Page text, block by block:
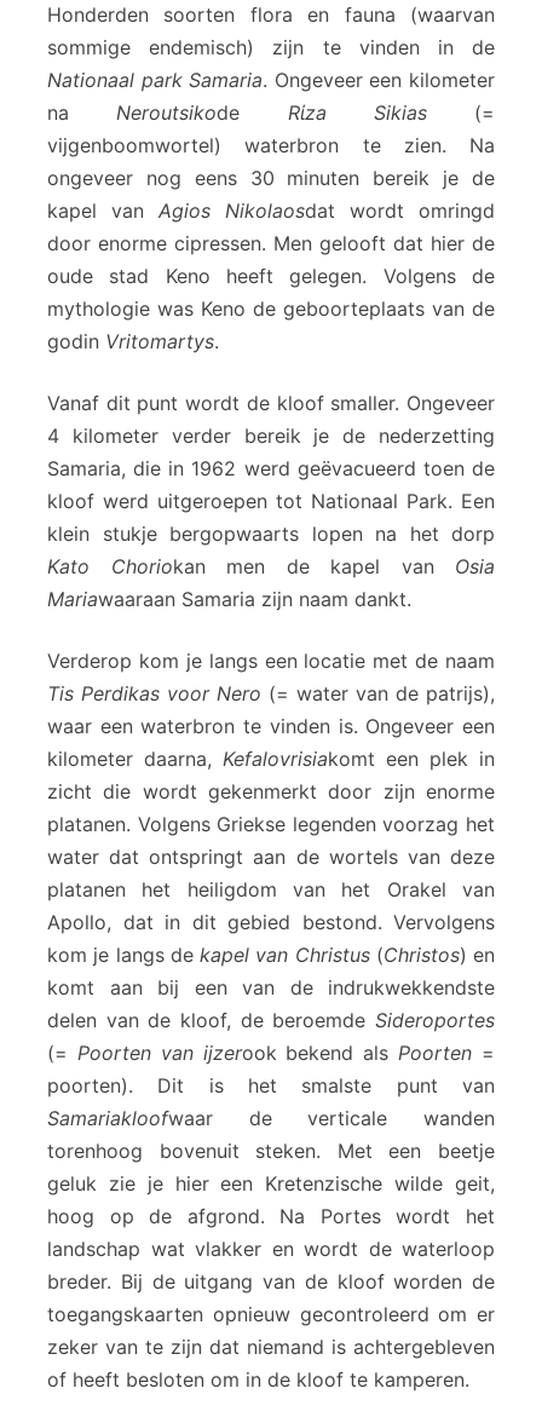
Honderden soorten flora en fauna (waarvan
sommige endemisch) zijn te vinden in de
Nationaal park Samaria. Ongeveer een kilometer
na Neroutsikode Rίza Sikias(=
vijgenboomwortel) waterbron te zien. Na
ongeveer nog eens 30 minuten bereik je de
kapel van Agios Nikolaosdat wordt omringd
door enorme cipressen. Men gelooft dat hier de
oude stad Keno heeft gelegen. Volgens de
mythologie was Keno de geboorteplaats van de
godin Vritomartys.
Vanaf dit punt wordt de kloof smaller. Ongeveer
4 kilometer verder bereik je de nederzetting
Samaria, die in 1962 werd geëvacueerd toen de
kloof werd uitgeroepen tot Nationaal Park. Een
klein stukje bergopwaarts lopen na het dorp
Kato Choriokan men de kapel van Osia
Mariawaaraan Samaria zijn naam dankt.
Verderop kom je langs een locatie met de naam
Tis Perdikas voor Nero (= water van de patrijs),
waar een waterbron te vinden is. Ongeveer een
kilometer daarna, Kefalovrisiakomt een plek in
zicht die wordt gekenmerkt door zijn enorme
platanen. Volgens Griekse legenden voorzag het
water dat ontspringt aan de wortels van deze
platanen het heiligdom van het Orakel van
Apollo, dat in dit gebied bestond. Vervolgens
kom je langs de kapel van Christus(Christos) en
komt aan bij een van de indrukwekkendste
delen van de kloof, de beroemde Sideroportes
(= Poorten van ijzerook bekend als Poorten =
poorten). Dit is het smalste punt van
Samariakloofwaar de verticale wanden
torenhoog bovenuit steken. Met een beetje
geluk zie je hier een Kretenzische wilde geit,
hoog op de afgrond. Na Portes wordt het
landschap wat vlakker en wordt de waterloop
breder. Bij de uitgang van de kloof worden de
toegangskaarten opnieuw gecontroleerd om er
zeker van te zijn dat niemand is achtergebleven
of heeft besloten om in de kloof te kamperen.